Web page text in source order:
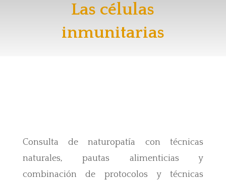
Las células
inmunitarias
Consulta de naturopatía con técnicas
naturales, pautas alimenticias y
combinación de protocolos y técnicas